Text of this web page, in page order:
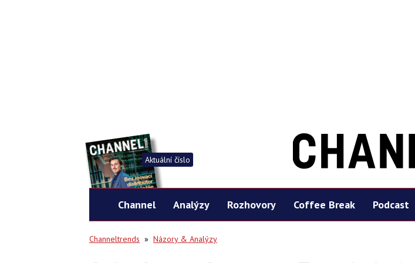
Aktuální číslo
Channel Analýzy Rozhovory Coffee Break Podcast
Channeltrends » Názory & Analýzy